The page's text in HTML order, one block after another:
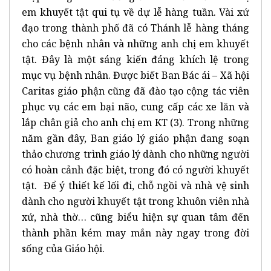
em khuyết tật qui tụ về dự lễ hàng tuần. Vài xứ
đạo trong thành phố đã có Thánh lễ hàng tháng
cho các bệnh nhân và những anh chị em khuyết
tật. Đây là một sáng kiến đáng khích lệ trong
mục vụ bệnh nhân. Được biết Ban Bác ái – Xã hội
Caritas giáo phận cũng đã đào tạo cộng tác viên
phục vụ các em bại não, cung cấp các xe lăn và
lắp chân giả cho anh chị em KT (3). Trong những
năm gần đây, Ban giáo lý giáo phận đang soạn
thảo chương trình giáo lý dành cho những người
có hoàn cảnh đặc biệt, trong đó có người khuyết
tật. Để ý thiết kế lối đi, chỗ ngồi và nhà vệ sinh
dành cho người khuyết tật trong khuôn viên nhà
xứ, nhà thờ… cũng biểu hiện sự quan tâm đến
thành phần kém may mắn này ngay trong đời
sống của Giáo hội.